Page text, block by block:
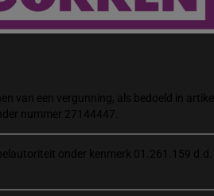
van een vergunning, als bedoeld in artikel
nummer 27144447.
onder kenmerk 01.261.159 d.d.